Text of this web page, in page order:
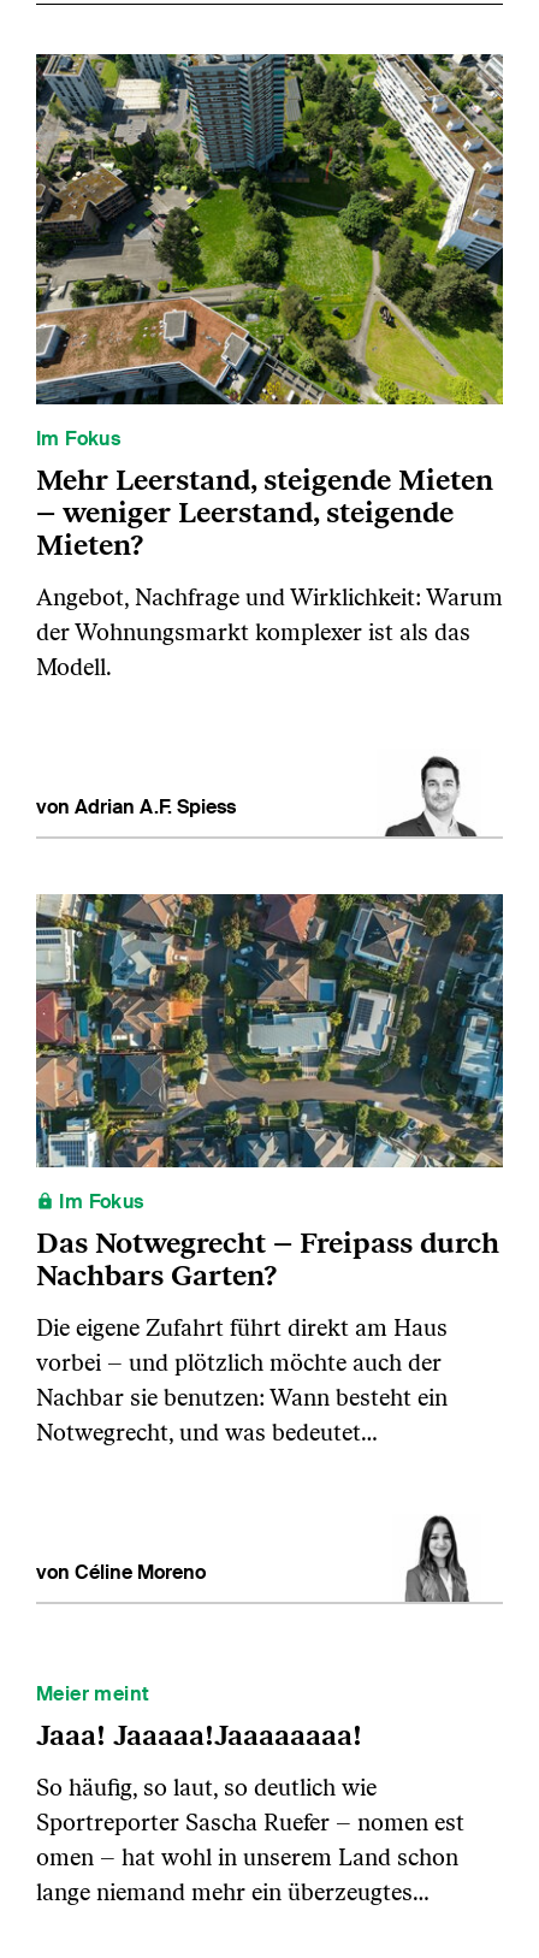
Im Fokus
Mehr Leerstand, steigende Mieten
– weniger Leerstand, steigende
Mieten?
Angebot, Nachfrage und Wirklichkeit: Warum
der Wohnungsmarkt komplexer ist als das
Modell.
von Adrian A.F. Spiess
Im Fokus
Das Notwegrecht – Freipass durch
Nachbars Garten?
Die eigene Zufahrt führt direkt am Haus
vorbei – und plötzlich möchte auch der
Nachbar sie benutzen: Wann besteht ein
Notwegrecht, und was bedeutet…
von Céline Moreno
Meier meint
Jaaa! Jaaaaa!Jaaaaaaaa!
So häufig, so laut, so deutlich wie
Sportreporter Sascha Ruefer – nomen est
omen – hat wohl in unserem Land schon
lange niemand mehr ein überzeugtes…